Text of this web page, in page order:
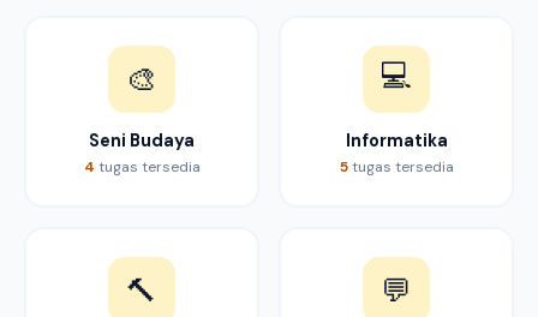
🎨
Seni Budaya
4 tugas tersedia
💻
Informatika
5tugas tersedia
🔨 💬